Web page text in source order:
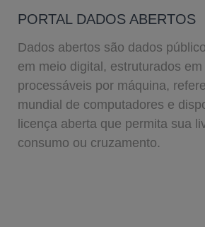
PORTAL DADOS ABERTOS
Dados abertos são dados
em meio digital, estruturados
processáveis por máquina,
mundial de computadores e
licença aberta que permita sua
consumo ou cruzamento.